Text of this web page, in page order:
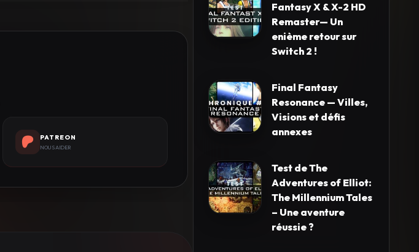
PATREON
NOUS AIDER
Fantasy X & X-2 HD
Remaster— Un
enième retour sur
Switch 2 !
Final Fantasy
Resonance — Villes,
Visions et défis
annexes
Test de The
Adventures of Elliot:
The Millennium Tales
– Une aventure
réussie ?